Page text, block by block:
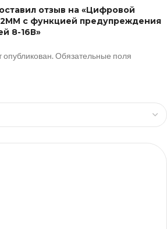
отзыв на «Цифровой
с функцией предупреждения
8-16В»
Обязательные поля